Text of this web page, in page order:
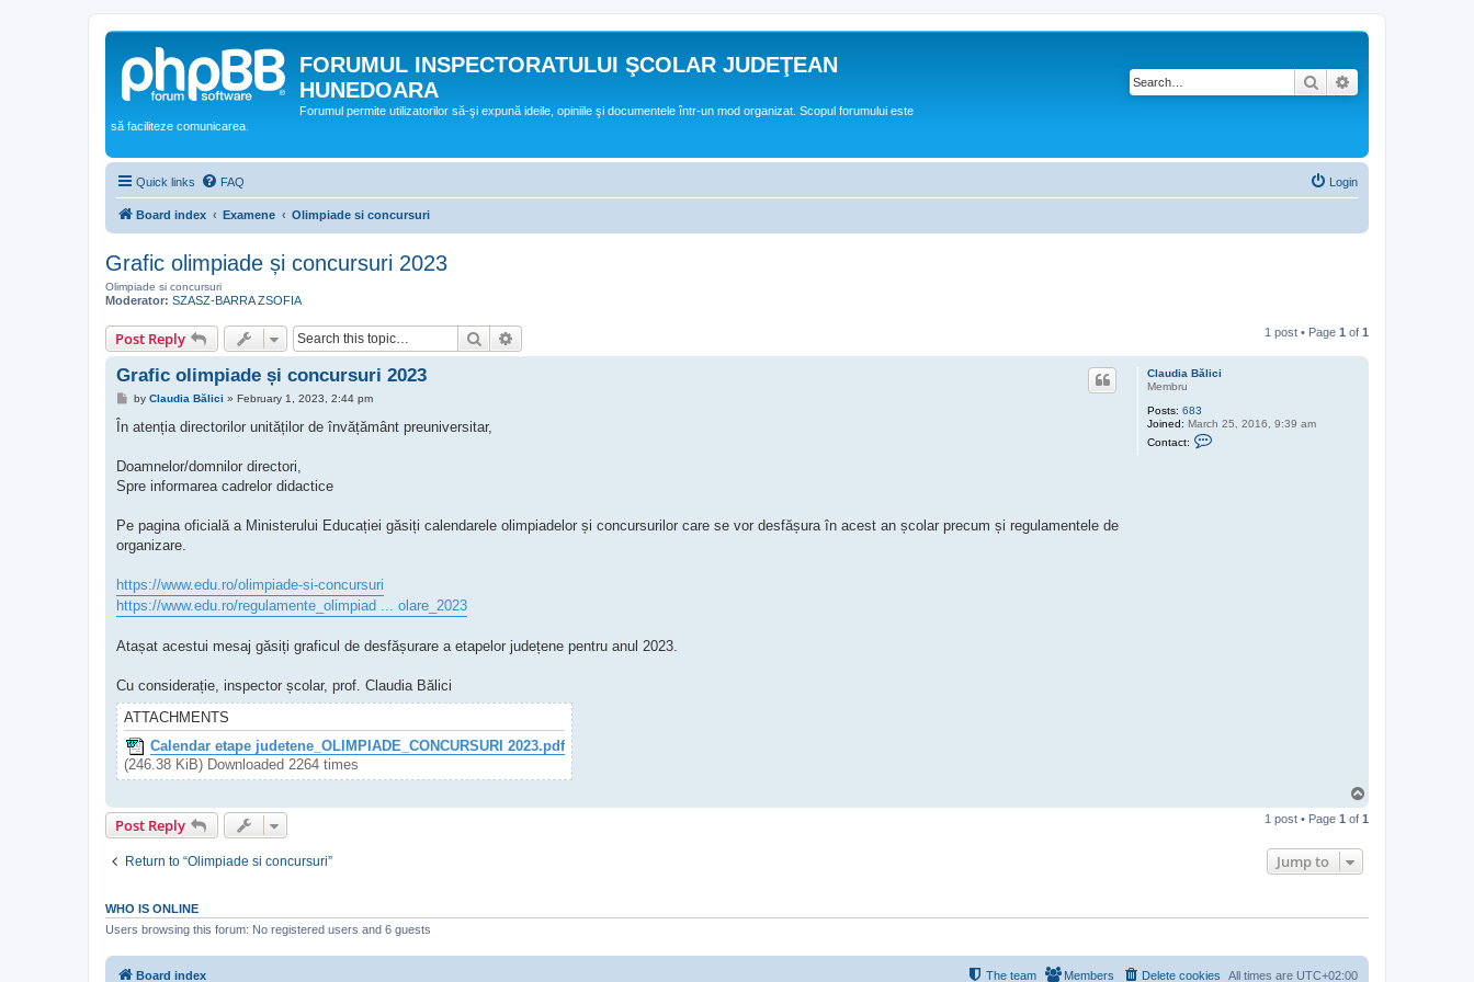
FORUMUL INSPECTORATULUI ŞCOLAR JUDEŢEAN
HUNEDOARA
Forumul permite utilizatorilor să-şi expună ideile, opiniile şi documentele într-un mod organizat. Scopul forumului este
să faciliteze comunicarea.
Search
Quick links FAQ Login
Board index Examene Olimpiade si concursuri
Grafic olimpiade și concursuri 2023
Olimpiade si concursuri
Moderator: SZASZ-BARRA ZSOFIA
Post Reply Search 1 post • Page 1 of 1
Claudia Bălici
Membru
Posts: 683
Joined: March 25, 2016, 9:39 am
Contact:
Grafic olimpiade și concursuri 2023
P
s
by Claudia Bălici » February 1, 2023, 2:44 pm
În atenția directorilor unităților de învățământ preuniversitar,
Doamnelor/domnilor directori,
Spre informarea cadrelor didactice
Pe pagina oficială a Ministerului Educației găsiți calendarele olimpiadelor și concursurilor care se vor desfășura în acest an școlar precum și regulamentele de
organizare.
https://www.edu.ro/olimpiade-si-concursuri
https://www.edu.ro/regulamente_olimpiad ... olare_2023
Atașat acestui mesaj găsiți graficul de desfășurare a etapelor județene pentru anul 2023.
Cu considerație, inspector școlar, prof. Claudia Bălici
ATTACHMENTS
Calendar etape judetene_OLIMPIADE_CONCURSURI 2023.pdf
(246.38 KiB) Downloaded 2264 times
p
Post Reply 1 post • Page 1 of 1
Return to “Olimpiade si concursuri” Jump to
WHO IS ONLINE
Users browsing this forum: No registered users and 6 guests
Board index All times are UTC+02:00
Delete cookies
Members
The team